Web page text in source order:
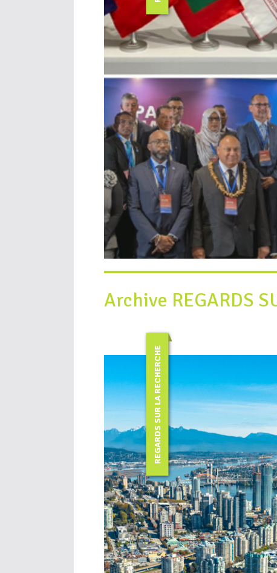
Archive REGARDS
REGARDS SUR LA RECHERCHE